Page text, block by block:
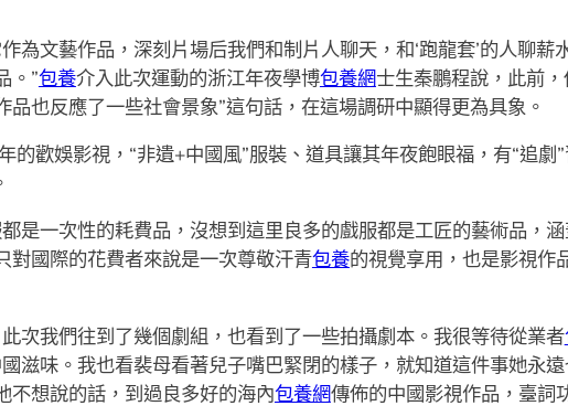
為文藝作品，深刻片場后我們和制片人聊天，和‘跑龍套’的人聊薪
。”包養介入此次運動的浙江年夜學博包養網士生秦鵬程說，此前
也反應了一些社會景象”這句話，在這場調研中顯得更為具象。
的歡娛影視，“非遺+中國風”服裝、道具讓其年夜飽眼福，有“追劇
是一次性的耗費品，沒想到這里良多的戲服都是工匠的藝術品，
對國際的花費者來說是一次尊敬汗青包養的視覺享用，也是影視作
次我們往到了幾個劇組，也看到了一些拍攝劇本。我很等待從業者
滋味。我也看裴母看著兒子嘴巴緊閉的樣子，就知道這件事她永
不想說的話，到過良多好的海內包養網傳佈的中國影視作品，臺詞